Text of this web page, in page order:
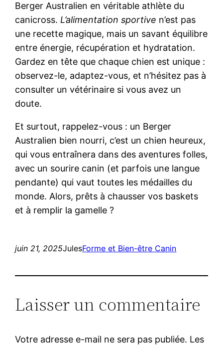
Berger Australien en véritable athlète du
canicross.L’alimentation sportive n’est pas
une recette magique, mais un savant équilibre
entre énergie, récupération et hydratation.
Gardez en tête que chaque chien est unique :
observez-le, adaptez-vous, et n’hésitez pas à
consulter un vétérinaire si vous avez un
doute.
Et surtout, rappelez-vous : un Berger
Australien bien nourri, c’est un chien heureux,
qui vous entraînera dans des aventures folles,
avec un sourire canin (et parfois une langue
pendante) qui vaut toutes les médailles du
monde. Alors, prêts à chausser vos baskets
et à remplir la gamelle ?
juin 21, 2025JulesForme et Bien-être Canin
Laisser un commentaire
Votre adresse e-mail ne sera pas publiée. Les